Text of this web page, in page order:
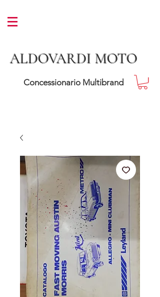
ALDOVARDI MOTO
Concessionario Multibrand